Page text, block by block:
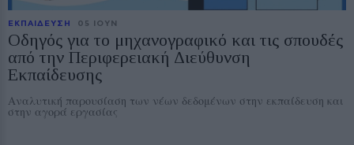
ΕΚΠΑΙΔΕΥΣΗ 05 ΙΟΥΝ
Οδηγός για το μηχανογραφικό και τις σπουδές
από την Περιφερειακή Διεύθυνση
Εκπαίδευσης
Αναλυτική παρουσίαση των νέων δεδομένων στην εκπαίδευση και
στην αγορά εργασίας